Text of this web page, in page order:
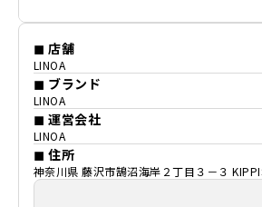
◼ 店舗
LINOA
◼ ブランド
LINOA
◼ 運営会社
LINOA
◼ 住所
神奈川県 藤沢市鵠沼海岸２丁目３－３